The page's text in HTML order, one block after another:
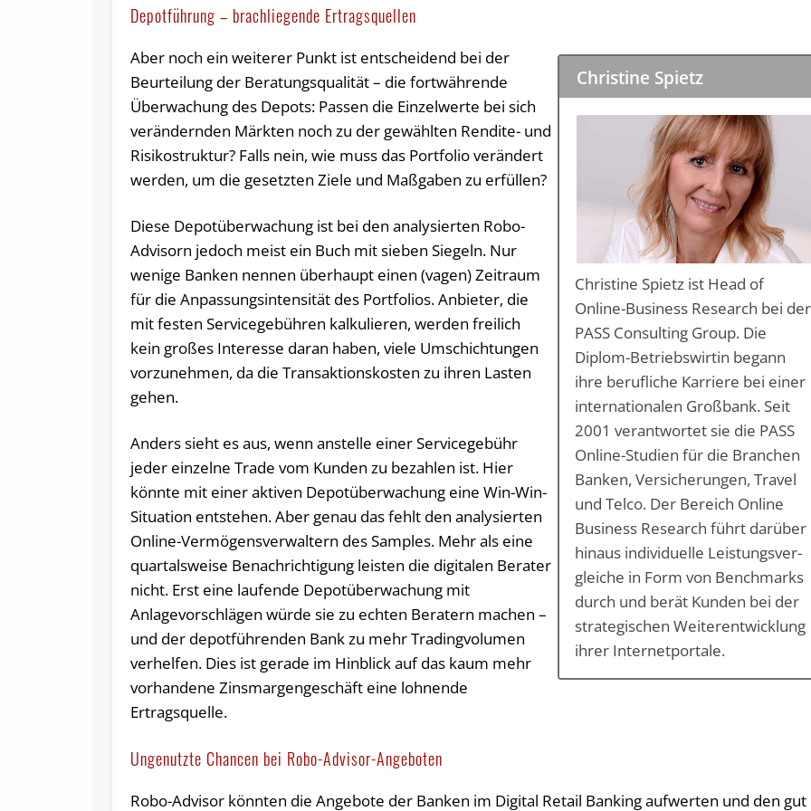
Depotführung – brachliegende Ertragsquellen
Christine Spietz
Christine Spietz ist Head of
Online-Business Research bei der
PASS Consulting Group. Die
Diplom-Betriebswirtin begann
ihre berufliche Karriere bei einer
internationalen Großbank. Seit
2001 verantwortet sie die PASS
Online-Studien für die Branchen
Banken, Versicherungen, Travel
und Telco. Der Bereich Online
Business Research führt darüber
hinaus individuelle Leistungs­ver­
glei­che in Form von Benchmarks
durch und berät Kunden bei der
strategischen Weiterentwicklung
ihrer Internetportale.
Aber noch ein weiterer Punkt ist entscheidend bei der
Beurteilung der Beratungsqualität – die fortwährende
Überwachung des Depots: Passen die Einzelwerte bei sich
verändernden Märkten noch zu der gewählten Rendite- und
Risikostruktur? Falls nein, wie muss das Portfolio verändert
werden, um die gesetzten Ziele und Maßgaben zu erfüllen?
Diese Depotüberwachung ist bei den analysierten Robo-
Advisorn jedoch meist ein Buch mit sieben Siegeln. Nur
wenige Banken nennen überhaupt einen (vagen) Zeitraum
für die Anpassungsintensität des Portfolios. Anbieter, die
mit festen Servicegebühren kalkulieren, werden freilich
kein großes Interesse daran haben, viele Umschichtungen
vorzunehmen, da die Transaktionskosten zu ihren Lasten
gehen.
Anders sieht es aus, wenn anstelle einer Servicegebühr
jeder einzelne Trade vom Kunden zu bezahlen ist. Hier
könnte mit einer aktiven Depotüberwachung eine Win-Win-
Situation entstehen. Aber genau das fehlt den analysierten
Online-Vermögensverwaltern des Samples. Mehr als eine
quartalsweise Benachrichtigung leisten die digitalen Berater
nicht. Erst eine laufende Depotüberwachung mit
Anlagevorschlägen würde sie zu echten Beratern machen –
und der depotführenden Bank zu mehr Tradingvolumen
verhelfen. Dies ist gerade im Hinblick auf das kaum mehr
vorhandene Zinsmargengeschäft eine lohnende
Ertragsquelle.
Ungenutzte Chancen bei Robo-Advisor-Angeboten
Robo-Advisor könnten die Angebote der Banken im Digital Retail Banking aufwerten und den gut